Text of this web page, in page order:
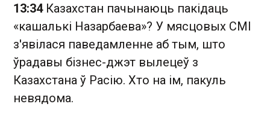
13:34 Казахстан пачынаюць пакідаць
«кашалькі Назарбаева»? У мясцовых СМІ
з'явілася паведамленне аб тым, што
ўрадавы бізнес-джэт вылецеў з
Казахстана ў Расію. Хто на ім, пакуль
невядома.